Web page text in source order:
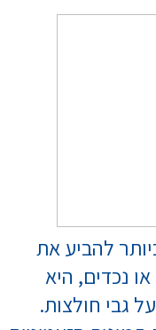
להביע את
נכדים, היא
גבי חולצות.